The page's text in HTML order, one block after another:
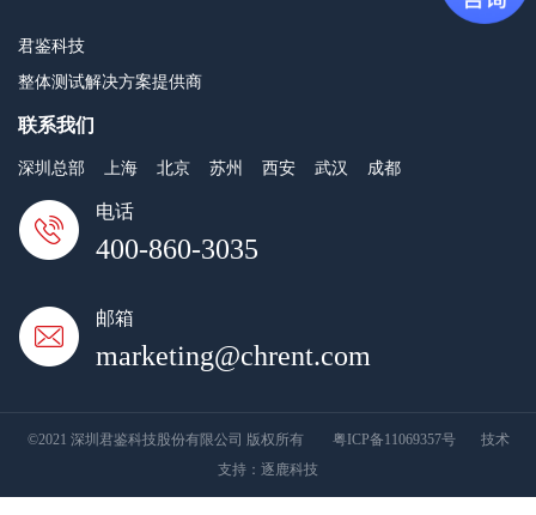
君鉴科技
整体测试解决方案提供商
联系我们
深圳总部 上海 北京 苏州 西安 武汉 成都
电话
400-860-3035
邮箱
marketing@chrent.com
©2021 深圳君鉴科技股份有限公司 版权所有 粤ICP备11069357号技术
支持： 逐鹿科技